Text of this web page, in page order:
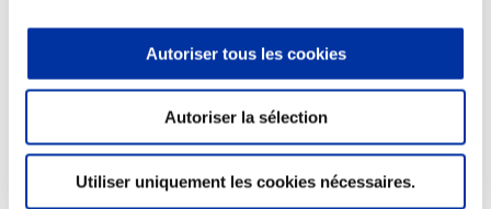
Autoriser tous les cookies
Autoriser la sélection
Utiliser uniquement les cookies nécessaires.